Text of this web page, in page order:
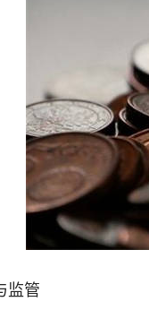
监管